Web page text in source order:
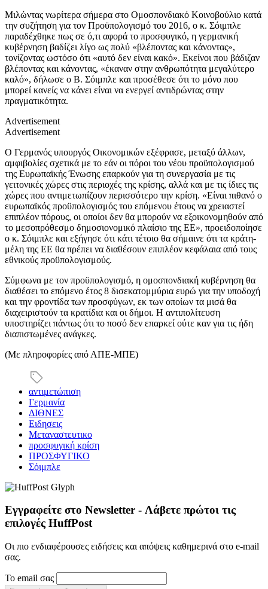
Μιλώντας νωρίτερα σήμερα στο Ομοσπονδιακό Κοινοβούλιο κατά
την συζήτηση για τον Προϋπολογισμό του 2016, ο κ. Σόιμπλε
παραδέχθηκε πως σε ό,τι αφορά το προσφυγικό, η γερμανική
κυβέρνηση βαδίζει λίγο ως πολύ «βλέποντας και κάνοντας»,
τονίζοντας ωστόσο ότι «αυτό δεν είναι κακό». Εκείνοι που βάδιζαν
βλέποντας και κάνοντας, «έκαναν στην ανθρωπότητα μεγαλύτερο
καλό», δήλωσε ο Β. Σόιμπλε και προσέθεσε ότι το μόνο που
μπορεί κανείς να κάνει είναι να ενεργεί αντιδρώντας στην
πραγματικότητα.
Advertisement
Advertisement
Ο Γερμανός υπουργός Οικονομικών εξέφρασε, μεταξύ άλλων,
αμφιβολίες σχετικά με το εάν οι πόροι του νέου προϋπολογισμού
της Ευρωπαϊκής Ένωσης επαρκούν για τη συνεργασία με τις
γειτονικές χώρες στις περιοχές της κρίσης, αλλά και με τις ίδιες τις
χώρες που αντιμετωπίζουν περισσότερο την κρίση. «Είναι πιθανό ο
ευρωπαϊκός προϋπολογισμός του επόμενου έτους να χρειαστεί
επιπλέον πόρους, οι οποίοι δεν θα μπορούν να εξοικονομηθούν από
το μεσοπρόθεσμο δημοσιονομικό πλαίσιο της ΕΕ», προειδοποίησε
ο κ. Σόιμπλε και εξήγησε ότι κάτι τέτοιο θα σήμαινε ότι τα κράτη-
μέλη της ΕΕ θα πρέπει να διαθέσουν επιπλέον κεφάλαια από τους
εθνικούς προϋπολογισμούς.
Σύμφωνα με τον προϋπολογισμό, η ομοσπονδιακή κυβέρνηση θα
διαθέσει το επόμενο έτος 8 δισεκατομμύρια ευρώ για την υποδοχή
και την φροντίδα των προσφύγων, εκ των οποίων τα μισά θα
διαχειριστούν τα κρατίδια και οι δήμοι. Η αντιπολίτευση
υποστηρίζει πάντως ότι το ποσό δεν επαρκεί ούτε καν για τις ήδη
διαπιστωμένες ανάγκες.
(Mε πληροφορίες από ΑΠΕ-ΜΠΕ)
αντιμετώπιση
Γερμανία
ΔΙΘΝΕΣ
Ειδησεις
Μεταναστευτικο
προσφυγική κρίση
ΠΡΟΣΦΥΓΙΚΟ
Σόιμπλε
Εγγραφείτε στο Newsletter - Λάβετε πρώτοι τις
επιλογές HuffPost
Οι πιο ενδιαφέρουσες ειδήσεις και απόψεις καθημερινά στο e-mail
σας.
Το email σας